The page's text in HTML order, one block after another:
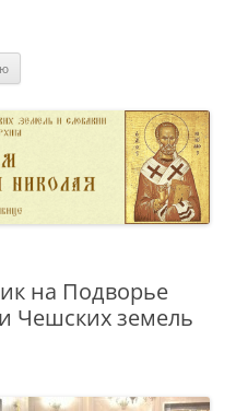
на Подворье
Чешских земель